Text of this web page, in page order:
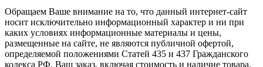
Обращаем Ваше внимание на то, что данный интернет-сайт
носит исключительно информационный характер и ни при
каких условиях информационные материалы и цены,
размещенные на сайте, не являются публичной офертой,
определяемой положениями Статей 435 и 437 Гражданского
кодекса РФ. Ваш заказ, включая стоимость и наличие товара,